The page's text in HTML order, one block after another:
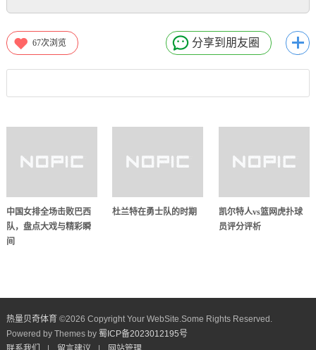
67次浏览 分享到朋友圈
中国女排全场击败巴西
队，盘点大戏与精彩瞬
间
杜兰特在勇士队的时期
凯尔特人vs篮网虎扑球
员评分评析
热量贝奇体育 ©2026 Copyright Your WebSite.Some Rights Reserved.
Powered by Themes by 蜀ICP备2023012195号